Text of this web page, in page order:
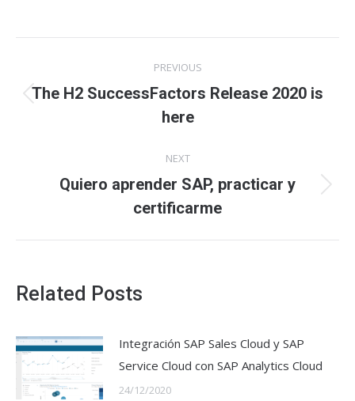
navigation
PREVIOUS
Previous
post:
The H2 SuccessFactors Release 2020 is
here
NEXT
Next
post:
Quiero aprender SAP, practicar y
certificarme
Related Posts
Integración SAP Sales Cloud y SAP
Service Cloud con SAP Analytics Cloud
24/12/2020